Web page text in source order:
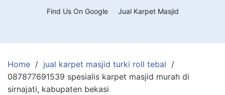
Find Us On Google Jual Karpet Masjid
Home
jual karpet masjid turki roll tebal
087877691539 spesialis karpet masjid murah di
sirnajati, kabupaten bekasi